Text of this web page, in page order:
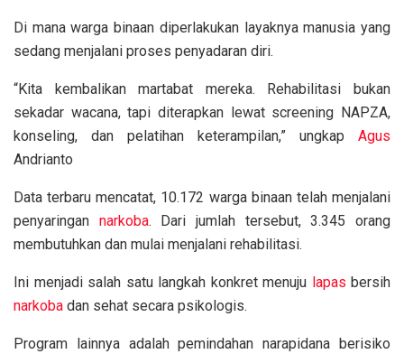
Di mana warga binaan diperlakukan layaknya manusia yang
sedang menjalani proses penyadaran diri.
“Kita kembalikan martabat mereka. Rehabilitasi bukan
sekadar wacana, tapi diterapkan lewat screening NAPZA,
konseling, dan pelatihan keterampilan,” ungkap Agus
Andrianto
Data terbaru mencatat, 10.172 warga binaan telah menjalani
penyaringan narkoba. Dari jumlah tersebut, 3.345 orang
membutuhkan dan mulai menjalani rehabilitasi.
Ini menjadi salah satu langkah konkret menuju lapas bersih
narkoba dan sehat secara psikologis.
Program lainnya adalah pemindahan narapidana berisiko